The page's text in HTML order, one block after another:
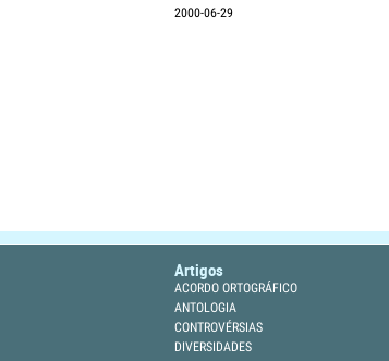
2000-06-29
Artigos
ACORDO ORTOGRÁFICO
ANTOLOGIA
CONTROVÉRSIAS
DIVERSIDADES